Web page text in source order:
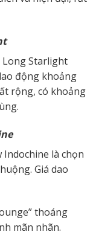
Long Starlight
động khoảng
rộng, có khoảng
là chọn
Giá dao
thoáng
mãn nhãn.